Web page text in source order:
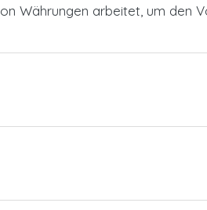
Währungen arbeitet, um den